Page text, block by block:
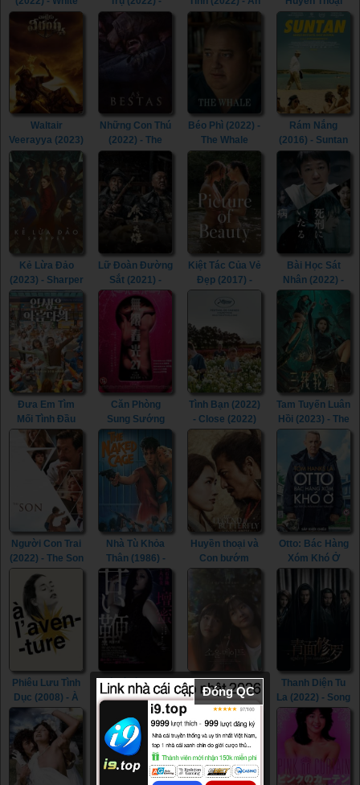
Noise (2022)
Beyond the
Universe (2022)
Affair to Forget
(2022) - Whitney
Houston: I
with Somebody
(2022)
Waltair
Veerayya (2023)
Veerayya (2023)
Những Con Thú
(2022) - The
Béo Phì (2022) -
The Whale
Rám Nắng
(2016) - Suntan
(2016)
Kẻ Lừa Đảo
(2023) - Sharper
(2023)
Lữ Đoàn Đường
Sắt (2021) -
Railway Heroes
(2021)
Kiệt Tác Của Vẻ
Đẹp (2017) -
Picture of
Bài Học Sát
Nhân (2022) -
Lesson in
Murder (2022)
Đưa Em Tìm
Mối Tình Đầu
(2022) - Life Is
Beautiful (2022)
Căn Phòng
Sung Sướng
(2015) - In the
Room (2015)
Tình Bạn (2022)
- Close (2022)
Tam Tuyến Luân
Hồi (2023) - The
River (2023)
Người Con Trai
(2022) - The Son
(2022)
Nhà Tù Khỏa
Thân (1986) -
The Naked
Cage (1986)
Huyền thoại và
Con bướm
Butterfly (2023)
Otto: Bác Hàng
Xóm Khó Ở
Called Otto
(2022)
Phiêu Lưu Tình
Dục (2008) - À
l’aventure
(2008)
Nô Lệ Tình Dục
(2013) - Sweet
Whip (2013)
Tri Kỷ (2023) -
Soulmate (2023)
Thanh Diện Tu
La (2022) - Song
of the
Assassins
(2022)
Đóng QC